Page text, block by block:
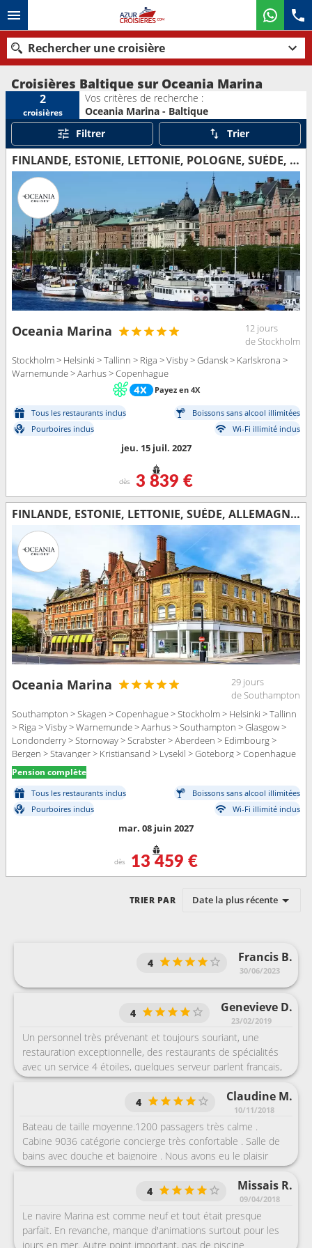
Rechercher une croisière
Nos destinations
Mois de départ
Ports Compagnies
Rechercher
Croisières Baltique sur Oceania Marina
2
croisières
Vos critères de recherche :
Oceania Marina - Baltique
Filtrer
Trier
FINLANDE, ESTONIE, LETTONIE, POLOGNE, SUÈDE, ALLEMAGNE, DANEMARK
Oceania Marina
12 jours
de Stockholm
Stockholm > Helsinki > Tallinn > Riga > Visby > Gdansk > Karlskrona >
Warnemunde > Aarhus > Copenhague
Payez en 4X
Tous les restaurants inclus
Boissons sans alcool illimitées
Pourboires inclus
Wi-Fi illimité inclus
jeu. 15 juil. 2027
dès 3 839 €
FINLANDE, ESTONIE, LETTONIE, SUÈDE, ALLEMAGNE, DANEMARK, ROYAUME-UNI, IRLANDE, NORVÈGE
Oceania Marina
29 jours
de Southampton
Southampton > Skagen > Copenhague > Stockholm > Helsinki > Tallinn
> Riga > Visby > Warnemunde > Aarhus > Southampton > Glasgow >
Londonderry > Stornoway > Scrabster > Aberdeen > Edimbourg >
Bergen > Stavanger > Kristiansand > Lysekil > Goteborg > Copenhague
Pension complète
Tous les restaurants inclus
Boissons sans alcool illimitées
Pourboires inclus
Wi-Fi illimité inclus
mar. 08 juin 2027
dès 13 459 €
TRIER PAR Date la plus récente
Francis B.
30/06/2023
4
Genevieve D.
23/02/2019
4
Un personnel très prévenant et toujours souriant, une
restauration exceptionnelle, des restaurants de spécialités
avec un service 4 étoiles, quelques serveur parlent français,
néanmoins sur l’ensemble de la croisière tout est en anglais.
La seule réserve que je peux émettre est celle des shows,
pour nous un seul sur toute la croisière nous a plu, pour
tous les autres, il est nécessaire de bien maîtriser l’anglais,
beaucoup de bla-bla... concernant les animations, nous ne
sommes pas accro et cela nous suffisait. En résumé oceania
est une excellente compagnie pour la qualité des
prestations, des cabines véranda agréables, un bateau
confortable avec de nombreux salons, jamais de bousculades
ou d’attente, tout est zen et très bien organisé de l’arrivée au
départ.
Claudine M.
10/11/2018
4
Bateau de taille moyenne.1200 passagers très calme .
Cabine 9036 catégorie concierge très confortable . Salle de
bains avec douche et baignoire . Nous avons eu le plaisir
d'aller manger deux soirs au restaurant français Jacques
grâce au maître d'hôtel originaire de Saint Martin . la salle de
sport est très fonctionnelle avec toujours des appareils de
libre , des boissons à volonté .
Missais R.
09/04/2018
4
Le navire Marina est comme neuf et tout était presque
parfait. En revanche, manque d'animations surtout pour les
jours en mer. Autre point important, pas de piscine